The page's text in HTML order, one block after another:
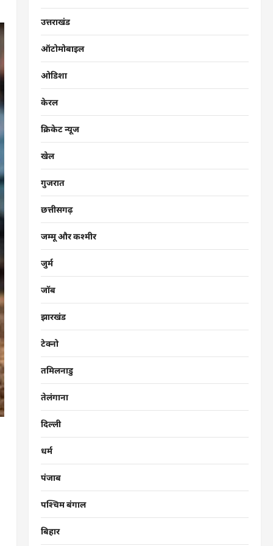
उत्तराखंड
ऑटोमोबाइल
ओडिशा
केरल
क्रिकेट न्यूज
खेल
गुजरात
छत्तीसगढ़
जम्मू और कश्मीर
जुर्म
जॉब
झारखंड
टेक्नो
तमिलनाडु
तेलंगाना
दिल्ली
धर्म
पंजाब
पश्चिम बंगाल
बिहार